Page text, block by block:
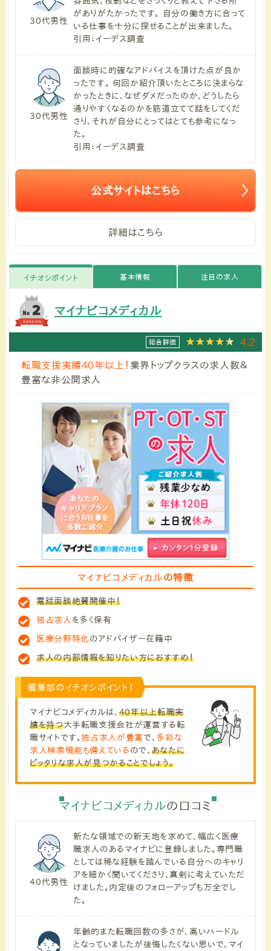
30代男性
がありがたかったです。 自分の働き方に合って
いる仕事を十分に探せることが出来ました。
引用：イーデス調査
30代男性
面談時に的確なアドバイスを頂けた点が良か
ったです。 何回か紹介頂いたところに決まらな
かったときに、なぜダメだったのか、どうしたら
通りやすくなるのかを筋道立てて話をしてくだ
さり、それが自分にとってはとても参考になっ
た。
引用：イーデス調査
公式サイトはこちら
詳細はこちら
イチオシポイント 基本情報 注目の求人
マイナビコメディカル
総合評価 4.2
転職支援実績40年以上！ 業界トップクラスの求人数＆
豊富な非公開求人
マイナビコメディカルの特徴
電話面談絶賛開催中！
独占求人 を多く保有
医療分野特化 のアドバイザー在籍中
求人の内部情報を知りたい方におすすめ！
編集部のイチオシポイント！
マイナビコメディカルは、 40年以上転職実
績を持つ大手転職支援会社が運営する転
職サイトです。 独占求人が豊富で、 多彩な
求人検索機能も備えている ので、 あなたに
ピッタリな求人が見つかることでしょう。
マイナビコメディカルの口コミ
40代男性
新たな領域での新天地を求めて、幅広く医療
職求人のあるマイナビに登録しました。専門職
としては稀な経験を踏んでいる自分へのキャリ
アを細かく聞いてくださり、真剣に考えていただ
けました。内定後のフォローアップも万全でし
た。
年齢的また転職回数の多さが、高いハードル
となっていましたが後悔したくない思いで、マイ